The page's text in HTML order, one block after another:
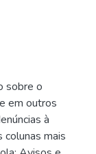
sobre o
em outros
à
colunas mais